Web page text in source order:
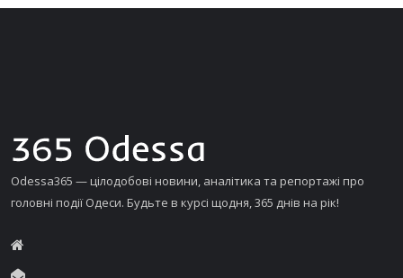
Odessa365 — цілодобові новини, аналітика та репортажі про
головні події Одеси. Будьте в курсі щодня, 365 днів на рік!